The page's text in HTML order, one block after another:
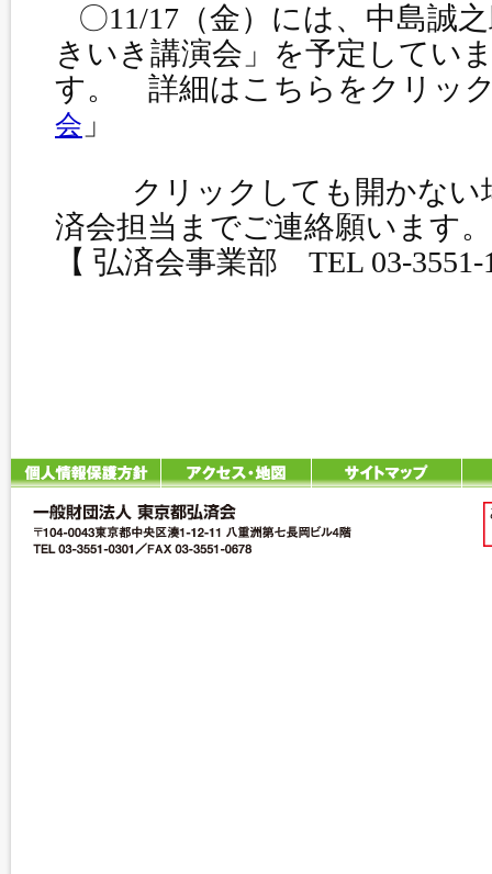
〇11/17（金）には、中島誠
きいき講演会」を予定してい
す。 詳細はこちらをクリ
会 」
クリックしても開かない
済会担当までご連絡願います。
【 弘済会事業部 TEL 03-3551-